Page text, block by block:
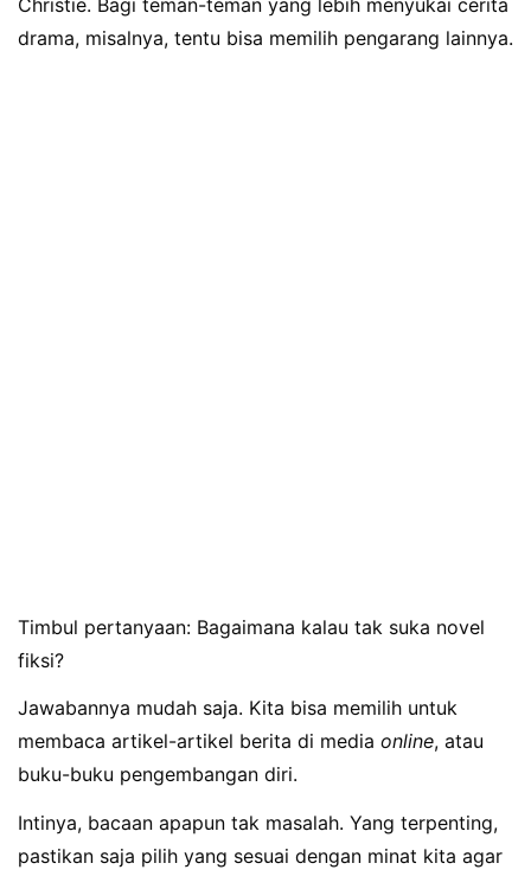
drama, misalnya, tentu bisa memilih pengarang lainnya.
Timbul pertanyaan: Bagaimana kalau tak suka novel
fiksi?
Jawabannya mudah saja. Kita bisa memilih untuk
membaca artikel-artikel berita di media online, atau
buku-buku pengembangan diri.
Intinya, bacaan apapun tak masalah. Yang terpenting,
pastikan saja pilih yang sesuai dengan minat kita agar